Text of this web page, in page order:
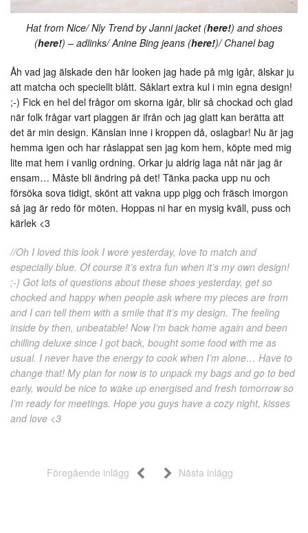
Hat from Nice/ Nly Trend by Janni jacket (here!) and shoes
(here!) – adlinks/ Anine Bing jeans (here!)/ Chanel bag
Åh vad jag älskade den här looken jag hade på mig igår, älskar ju
att matcha och speciellt blått. Såklart extra kul i min egna design!
;-) Fick en hel del frågor om skorna igår, blir så chockad och glad
när folk frågar vart plaggen är ifrån och jag glatt kan berätta att
det är min design. Känslan inne i kroppen då, oslagbar! Nu är jag
hemma igen och har råslappat sen jag kom hem, köpte med mig
lite mat hem i vanlig ordning. Orkar ju aldrig laga nåt när jag är
ensam… Måste bli ändring på det! Tänka packa upp nu och
försöka sova tidigt, skönt att vakna upp pigg och fräsch imorgon
så jag är redo för möten. Hoppas ni har en mysig kväll, puss och
kärlek <3
//Oh I loved this look I wore yesterday, love to match and
especially blue. Of course it’s extra fun when it’s my own design!
;-) Got lots of questions about these shoes yesterday, get so
chocked and happy when people ask where my pieces are from
and I can tell them with a smile that it’s my design. The feeling
inside by then, unbeatable! Now I’m back home again and been
chilling deluxe since I got back, bought some food with me as
usual. I never have the energy to cook when I’m alone… Have to
change that! My plan for now is to unpack my bags and go to bed
early, would be nice to wake up energised and fresh tomorrow so
I’m ready for meetings. Hope you guys have a cozy night, kisses
and love <3
Föregående inlägg Nästa inlägg